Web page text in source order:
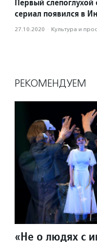
сериал появился в
27.10.2020 · Культура и
РЕКОМЕНДУЕМ
«Не о людях с